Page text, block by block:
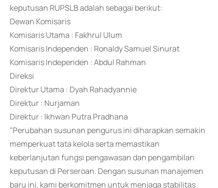
keputusan RUPSLB adalah sebagai berikut:
Dewan Komisaris
Komisaris Utama : Fakhrul Ulum
Komisaris Independen : Ronaldy Samuel Sinurat
Komisaris Independen : Abdul Rahman
Direksi
Direktur Utama : Dyah Rahadyannie
Direktur : Nurjaman
Direktur : Ikhwan Putra Pradhana
"Perubahan susunan pengurus ini diharapkan semakin
memperkuat tata kelola serta memastikan
keberlanjutan fungsi pengawasan dan pengambilan
keputusan di Perseroan. Dengan susunan manajemen
baru ini, kami berkomitmen untuk menjaga stabilitas